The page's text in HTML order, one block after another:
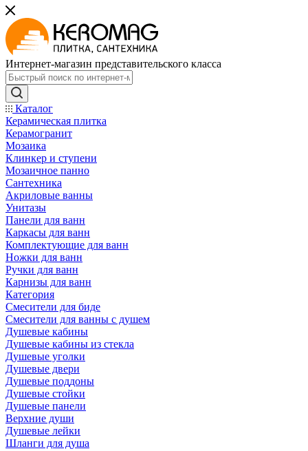
Интернет-магазин представительского класса
Каталог
Керамическая плитка
Керамогранит
Мозаика
Клинкер и ступени
Мозаичное панно
Сантехника
Акриловые ванны
Унитазы
Панели для ванн
Каркасы для ванн
Комплектующие для ванн
Ножки для ванн
Ручки для ванн
Карнизы для ванн
Категория
Смесители для биде
Смесители для ванны с душем
Душевые кабины
Душевые кабины из стекла
Душевые уголки
Душевые двери
Душевые поддоны
Душевые стойки
Душевые панели
Верхние души
Душевые лейки
Шланги для душа